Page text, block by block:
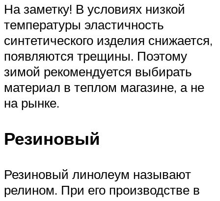
На заметку! В условиях низкой
температуры эластичность
синтетического изделия снижается,
появляются трещины. Поэтому
зимой рекомендуется выбирать
материал в теплом магазине, а не
на рынке.
Резиновый
Резиновый линолеум называют
релином. При его производстве в